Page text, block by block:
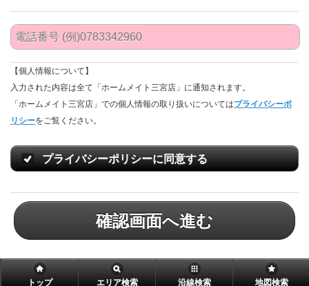
【個人情報について】
入力された内容は全て「ホームメイト三宮店」に通知されます。
「ホームメイト三宮店」での個人情報の取り扱いについてはプライバシーポ
リシーをご覧ください。
プライバシーポリシーに同意する
確認画面へ進む
トップ エリア検索 沿線検索 地図検索